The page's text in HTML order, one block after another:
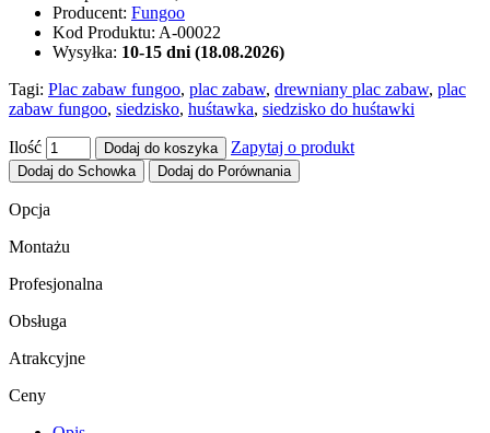
Producent: Fungoo
Kod Produktu: A-00022
Wysyłka: 10-15 dni (18.08.2026)
Tagi: Plac zabaw fungoo, plac zabaw, drewniany plac zabaw, plac
zabaw fungoo, siedzisko, huśtawka, siedzisko do huśtawki
Ilość Dodaj do koszyka Zapytaj o produkt
Dodaj do Schowka Dodaj do Porównania
Opcja
Montażu
Profesjonalna
Obsługa
Atrakcyjne
Ceny